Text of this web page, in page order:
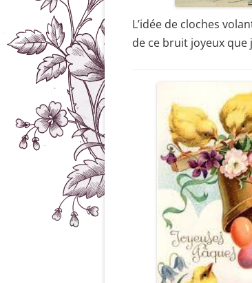
L’idée de cloches
de ce bruit joyeux que